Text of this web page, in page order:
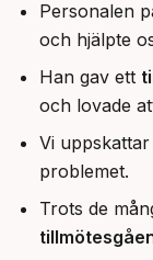
Personalen
och hjälpte
Han gav ett
och lovade
Vi
problemet.
Trots de